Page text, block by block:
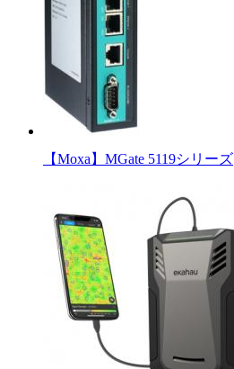
【Moxa】MGate 5119シリーズ